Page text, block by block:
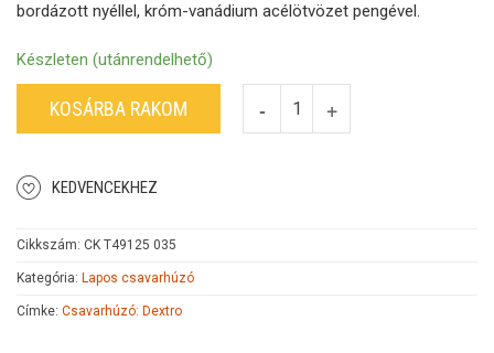
bordázott nyéllel, króm-vanádium acélötvözet pengével.
Készleten (utánrendelhető)
KOSÁRBA RAKOM
KEDVENCEKHEZ
Cikkszám: CK T49125 035
Kategória: Lapos csavarhúzó
Címke: Csavarhúzó: Dextro